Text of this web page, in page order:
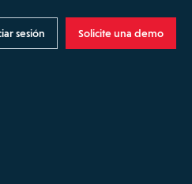
sesión Solicite una demo